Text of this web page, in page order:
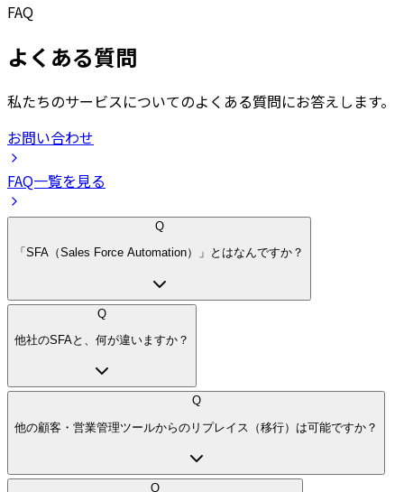
FAQ
よくある質問
私たちのサービスについてのよくある質問にお答えします。
お問い合わせ
FAQ一覧を見る
Q
「SFA（Sales Force Automation）」とはなんですか？
Q
他社のSFAと、何が違いますか？
Q
他の顧客・営業管理ツールからのリプレイス（移行）は可能ですか？
Q